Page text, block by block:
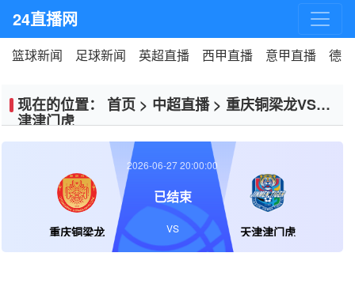
24直播网
篮球新闻 足球新闻 英超直播 西甲直播 意甲直播 德
现在的位置： 首页 > 中超直播> 重庆铜梁龙VS天
津津门虎
重庆铜梁龙 天津津门虎
2026-06-27 20:00:00
已结束
VS